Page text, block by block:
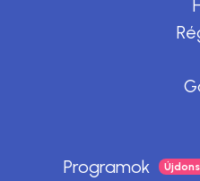
Programok